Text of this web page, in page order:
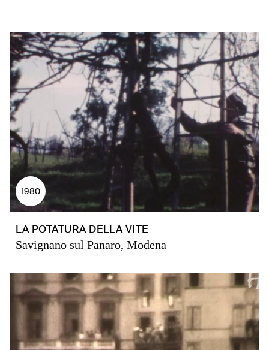
1980
LA POTATURA DELLA VITE
Savignano sul Panaro, Modena